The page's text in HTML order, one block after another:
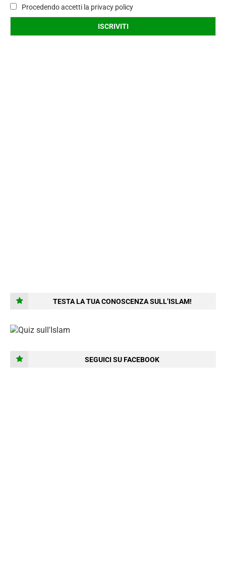
Procedendo accetti la privacy policy
TESTA LA TUA CONOSCENZA SULL’ISLAM!
SEGUICI SU FACEBOOK